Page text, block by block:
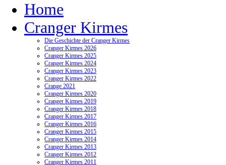
Home
Cranger Kirmes
Die Geschichte der Cranger Kirmes
Cranger Kirmes 2026
Cranger Kirmes 2025
Cranger Kirmes 2024
Cranger Kirmes 2023
Cranger Kirmes 2022
Crange 2021
Cranger Kirmes 2020
Cranger Kirmes 2019
Cranger Kirmes 2018
Cranger Kirmes 2017
Cranger Kirmes 2016
Cranger Kirmes 2015
Cranger Kirmes 2014
Cranger Kirmes 2013
Cranger Kirmes 2012
Cranger Kirmes 2011